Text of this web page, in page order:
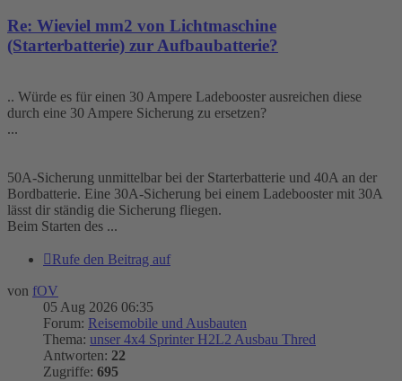
Re: Wieviel mm2 von Lichtmaschine
(Starterbatterie) zur Aufbaubatterie?
.. Würde es für einen 30 Ampere Ladebooster ausreichen diese
durch eine 30 Ampere Sicherung zu ersetzen?
...
50A-Sicherung unmittelbar bei der Starterbatterie und 40A an der
Bordbatterie. Eine 30A-Sicherung bei einem Ladebooster mit 30A
lässt dir ständig die Sicherung fliegen.
Beim Starten des ...
Rufe den Beitrag auf
von fOV
05 Aug 2026 06:35
Forum: Reisemobile und Ausbauten
Thema: unser 4x4 Sprinter H2L2 Ausbau Thred
Antworten: 22
Zugriffe: 695